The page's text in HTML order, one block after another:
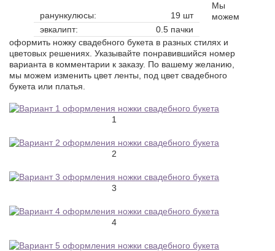
ранункулюсы:
19 шт
эвкалипт:
0.5 пачки
Мы
можем
оформить ножку свадебного букета в разных стилях и
цветовых решениях. Указывайте понравившийся номер
варианта в комментарии к заказу. По вашему желанию,
мы можем изменить цвет ленты, под цвет свадебного
букета или платья.
1
2
3
4